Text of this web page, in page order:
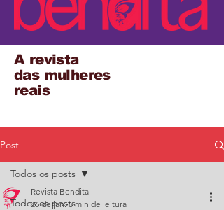
A revista
das mulheres
reais
Post
Todos os posts
Todos os posts
Revista Bendita
26 de jan. 5 min de leitura